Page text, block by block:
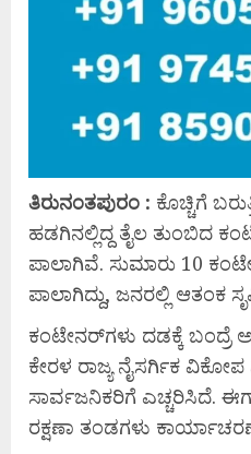
ತಿರುನಂತಪುರಂ : ಕೊಚ್ಚಿಗೆ
ಹಡಗಿನಲ್ಲಿದ್ದ ತೈಲ ತುಂಬಿದ
ಪಾಲಾಗಿವೆ. ಸುಮಾರು 10
ಪಾಲಾಗಿದ್ದು, ಜನರಲ್ಲಿ ಆತಂಕ
ಕಂಟೇನರ್‌ಗಳು ದಡಕ್ಕೆ ಬಂದ್ರೆ
ಕೇರಳ ರಾಜ್ಯ ನೈಸರ್ಗಿಕ
ಸಾರ್ವಜನಿಕರಿಗೆ ಎಚ್ಚರಿಸಿದೆ.
ರಕ್ಷಣಾ ತಂಡಗಳು